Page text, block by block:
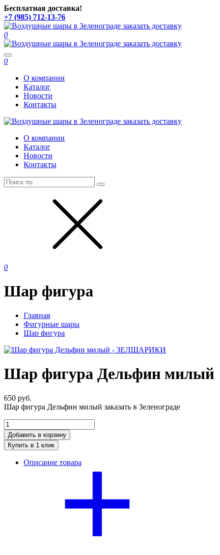
Бесплатная доставка!
+7 (985) 712-13-76
0
Toggle
navigation
0
О компании
Каталог
Новости
Контакты
О компании
Каталог
Новости
Контакты
0
Шар фигура
Главная
Фигурные шары
Шар фигура
Шар фигура Дельфин милый
650 руб.
Шар фигура Дельфин милый заказать в Зеленограде
Добавить в корзину
Купить в 1 клик
Описание товара